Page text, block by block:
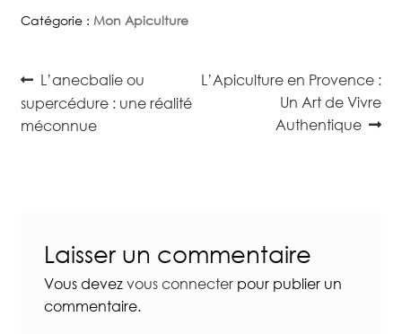
Catégorie : Mon Apiculture
Navigation
de
l’article
Article
précédent :
L’anecbalie ou
supercédure : une réalité
méconnue
Article
L’Apiculture en Provence :
Un Art de Vivre
Authentique
Laisser un commentaire
Vous devezvous connecterpour publier un
commentaire.